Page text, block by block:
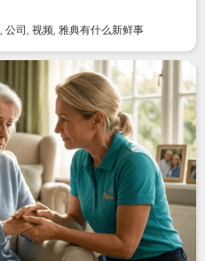
, 公司 , 视频, 雅典有什么新鲜事